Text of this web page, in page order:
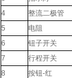
4
整流二极管
5
电阻
6
钮子开关
7
行程开关
8
按钮-红